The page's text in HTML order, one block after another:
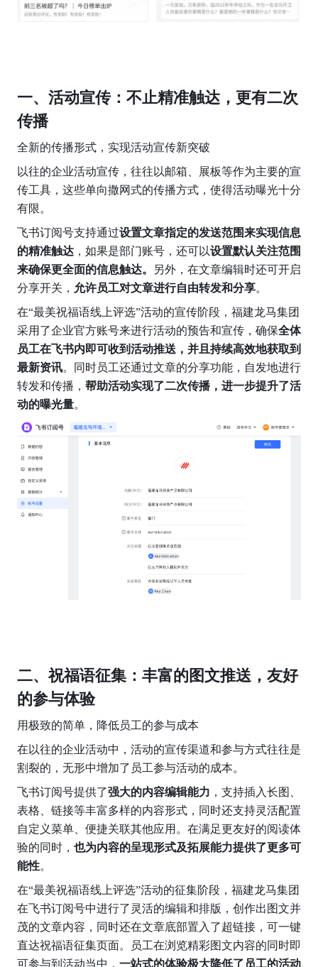
一、活动宣传：不止精准触达，更有二次
传播
全新的传播形式，实现活动宣传新突破
以往的企业活动宣传，往往以邮箱、展板等作为主要的宣
传工具，这些单向撒网式的传播方式，使得活动曝光十分
有限。
飞书订阅号支持通过设置文章指定的发送范围来实现信息
的精准触达，如果是部门账号，还可以设置默认关注范围
来确保更全面的信息触达。
另外，在文章编辑时还可开启
分享开关， 允许员工对文章进行自由转发和分享。
在“最美祝福语线上评选”活动的宣传阶段，福建龙马集团
采用了企业官方账号来进行活动的预告和宣传，确保全体
员工在飞书内即可收到活动推送，并且持续高效地获取到
最新资讯。同时员工还通过文章的分享功能，自发地进行
转发和传播， 帮助活动实现了二次传播，进一步提升了活
动的曝光量。
二、祝福语征集：丰富的图文推送，友好
的参与体验
用极致的简单，降低员工的参与成本
在以往的企业活动中，活动的宣传渠道和参与方式往往是
割裂的，无形中增加了员工参与活动的成本。
飞书订阅号提供了强大的内容编辑能力 ，支持插入长图、
表格、链接等丰富多样的内容形式，同时还支持灵活配置
自定义菜单、便捷关联其他应用。在满足更友好的阅读体
验的同时， 也为内容的呈现形式及拓展能力提供了更多可
能性。
在“最美祝福语线上评选”活动的征集阶段，福建龙马集团
在飞书订阅号中进行了灵活的编辑和排版，创作出图文并
茂的文章内容，同时还在文章底部置入了超链接，可一键
直达祝福语征集页面。员工在浏览精彩图文内容的同时即
可参与到活动当中， 一站式的体验极大降低了员工的活动